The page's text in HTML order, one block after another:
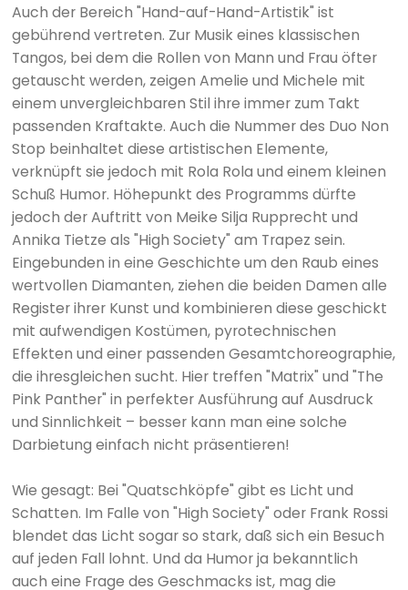
Auch der Bereich "Hand-auf-Hand-Artistik" ist
gebührend vertreten. Zur Musik eines klassischen
Tangos, bei dem die Rollen von Mann und Frau öfter
getauscht werden, zeigen Amelie und Michele mit
einem unvergleichbaren Stil ihre immer zum Takt
passenden Kraftakte. Auch die Nummer des Duo Non
Stop beinhaltet diese artistischen Elemente,
verknüpft sie jedoch mit Rola Rola und einem kleinen
Schuß Humor. Höhepunkt des Programms dürfte
jedoch der Auftritt von Meike Silja Rupprecht und
Annika Tietze als "High Society" am Trapez sein.
Eingebunden in eine Geschichte um den Raub eines
wertvollen Diamanten, ziehen die beiden Damen alle
Register ihrer Kunst und kombinieren diese geschickt
mit aufwendigen Kostümen, pyrotechnischen
Effekten und einer passenden Gesamtchoreographie,
die ihresgleichen sucht. Hier treffen "Matrix" und "The
Pink Panther" in perfekter Ausführung auf Ausdruck
und Sinnlichkeit – besser kann man eine solche
Darbietung einfach nicht präsentieren!
Wie gesagt: Bei "Quatschköpfe" gibt es Licht und
Schatten. Im Falle von "High Society" oder Frank Rossi
blendet das Licht sogar so stark, daß sich ein Besuch
auf jeden Fall lohnt. Und da Humor ja bekanntlich
auch eine Frage des Geschmacks ist, mag die